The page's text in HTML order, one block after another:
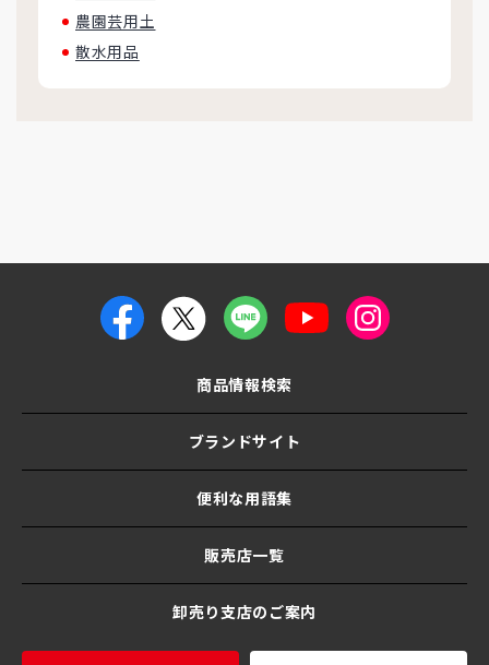
農園芸用土
散水用品
商品情報検索
ブランドサイト
便利な用語集
販売店一覧
卸売り支店のご案内